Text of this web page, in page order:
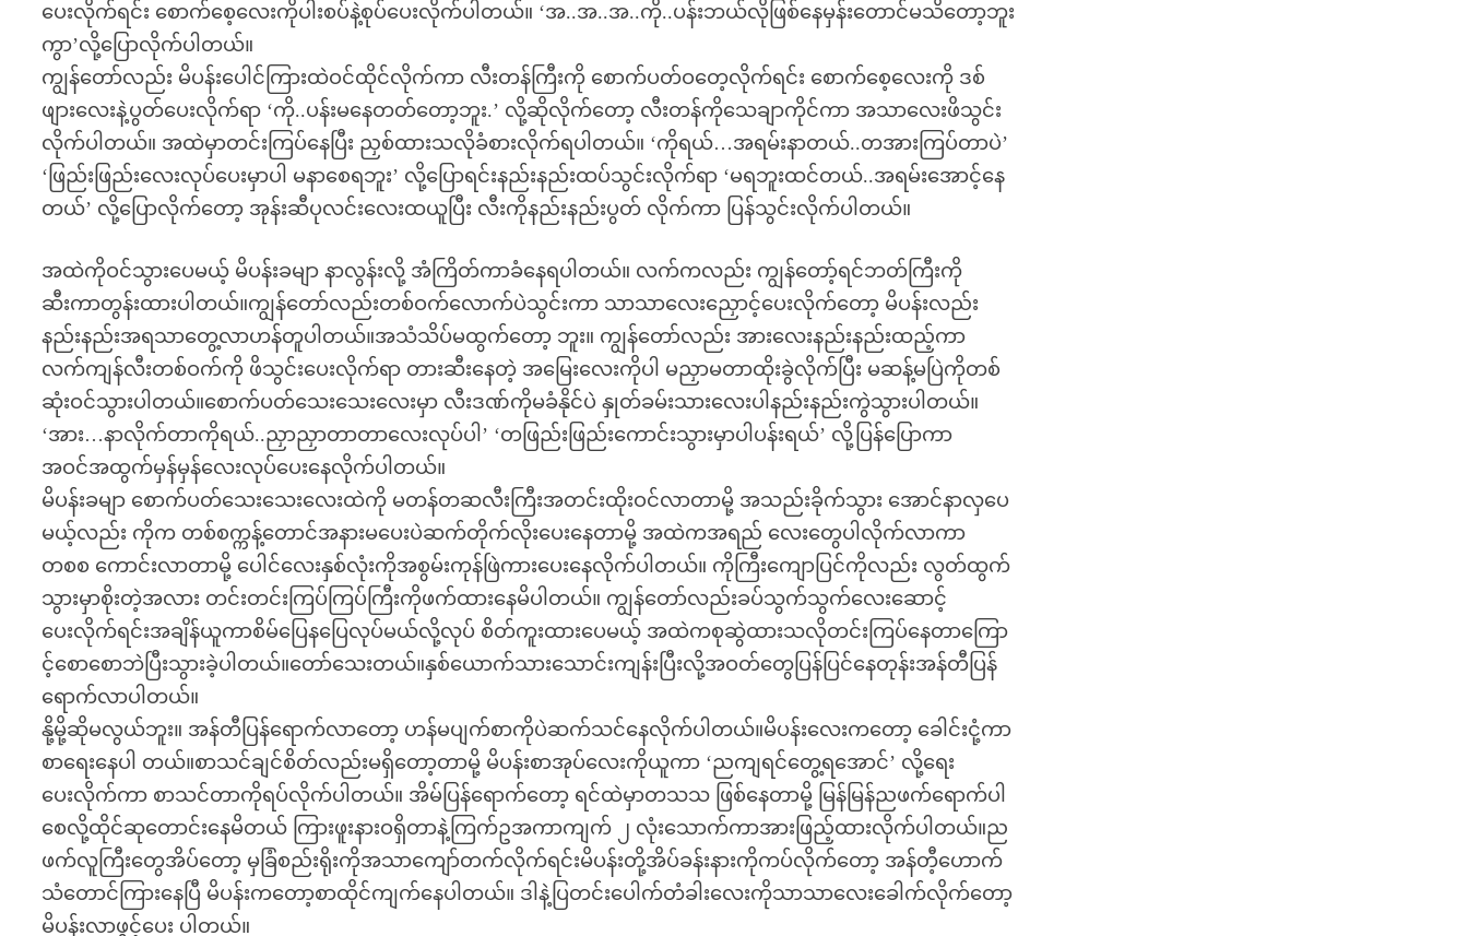
ပေးလိုက်ရင်း စောက်စေ့လေးကိုပါးစပ်နဲ့စုပ်ပေးလိုက်ပါတယ်။ ‘အ..အ..အ..ကို..ပန်းဘယ်လိုဖြစ်နေမှန်းတောင်မသိတော့ဘူး
ကွာ’လို့ပြောလိုက်ပါတယ်။
ကျွန်တော်လည်း မိပန်းပေါင်ကြားထဲဝင်ထိုင်လိုက်ကာ လီးတန်ကြီးကို စောက်ပတ်ဝတေ့လိုက်ရင်း စောက်စေ့လေးကို ဒစ်
ဖျားလေးနဲ့ပွတ်ပေးလိုက်ရာ ‘ကို..ပန်းမနေတတ်တော့ဘူး.’ လို့ဆိုလိုက်တော့ လီးတန်ကိုသေချာကိုင်ကာ အသာလေးဖိသွင်း
လိုက်ပါတယ်။ အထဲမှာတင်းကြပ်နေပြီး ညှစ်ထားသလိုခံစားလိုက်ရပါတယ်။ ‘ကိုရယ်…အရမ်းနာတယ်..တအားကြပ်တာပဲ’
‘ဖြည်းဖြည်းလေးလုပ်ပေးမှာပါ မနာစေရဘူး’ လို့ပြောရင်းနည်းနည်းထပ်သွင်းလိုက်ရာ ‘မရဘူးထင်တယ်..အရမ်းအောင့်နေ
တယ်’ လို့ပြောလိုက်တော့ အုန်းဆီပုလင်းလေးထယူပြီး လီးကိုနည်းနည်းပွတ် လိုက်ကာ ပြန်သွင်းလိုက်ပါတယ်။
အထဲကိုဝင်သွားပေမယ့် မိပန်းခမျာ နာလွန်းလို့ အံကြိတ်ကာခံနေရပါတယ်။ လက်ကလည်း ကျွန်တော့်ရင်ဘတ်ကြီးကို
ဆီးကာတွန်းထားပါတယ်။ကျွန်တော်လည်းတစ်ဝက်လောက်ပဲသွင်းကာ သာသာလေးညှောင့်ပေးလိုက်တော့ မိပန်းလည်း
နည်းနည်းအရသာတွေ့လာဟန်တူပါတယ်။အသံသိပ်မထွက်တော့ ဘူး။ ကျွန်တော်လည်း အားလေးနည်းနည်းထည့်ကာ
လက်ကျန်လီးတစ်ဝက်ကို ဖိသွင်းပေးလိုက်ရာ တားဆီးနေတဲ့ အမြေးလေးကိုပါ မညှာမတာထိုးခွဲလိုက်ပြီး မဆန့်မပြဲကိုတစ်
ဆုံးဝင်သွားပါတယ်။စောက်ပတ်သေးသေးလေးမှာ လီးဒဏ်ကိုမခံနိုင်ပဲ နှုတ်ခမ်းသားလေးပါနည်းနည်းကွဲသွားပါတယ်။
‘အား…နာလိုက်တာကိုရယ်..ညှာညှာတာတာလေးလုပ်ပါ’ ‘တဖြည်းဖြည်းကောင်းသွားမှာပါပန်းရယ်’ လို့ပြန်ပြောကာ
အဝင်အထွက်မှန်မှန်လေးလုပ်ပေးနေလိုက်ပါတယ်။
မိပန်းခမျာ စောက်ပတ်သေးသေးလေးထဲကို မတန်တဆလီးကြီးအတင်းထိုးဝင်လာတာမို့ အသည်းခိုက်သွား အောင်နာလှပေ
မယ့်လည်း ကိုက တစ်စက္ကန့်တောင်အနားမပေးပဲဆက်တိုက်လိုးပေးနေတာမို့ အထဲကအရည် လေးတွေပါလိုက်လာကာ
တစစ ကောင်းလာတာမို့ ပေါင်လေးနှစ်လုံးကိုအစွမ်းကုန်ဖြဲကားပေးနေလိုက်ပါတယ်။ ကိုကြီးကျောပြင်ကိုလည်း လွတ်ထွက်
သွားမှာစိုးတဲ့အလား တင်းတင်းကြပ်ကြပ်ကြီးကိုဖက်ထားနေမိပါတယ်။ ကျွန်တော်လည်းခပ်သွက်သွက်လေးဆောင့်
ပေးလိုက်ရင်းအချိန်ယူကာစိမ်ပြေနပြေလုပ်မယ်လို့လုပ် စိတ်ကူးထားပေမယ့် အထဲကစုဆွဲထားသလိုတင်းကြပ်နေတာကြော
င့်စောစောဘဲပြီးသွားခဲ့ပါတယ်။တော်သေးတယ်။နှစ်ယောက်သားသောင်းကျန်းပြီးလို့အဝတ်တွေပြန်ပြင်နေတုန်းအန်တီပြန်
ရောက်လာပါတယ်။
နို့မို့ဆိုမလွယ်ဘူး။ အန်တီပြန်ရောက်လာတော့ ဟန်မပျက်စာကိုပဲဆက်သင်နေလိုက်ပါတယ်။မိပန်းလေးကတော့ ခေါင်းငုံ့ကာ
စာရေးနေပါ တယ်။စာသင်ချင်စိတ်လည်းမရှိတော့တာမို့ မိပန်းစာအုပ်လေးကိုယူကာ ‘ညကျရင်တွေ့ရအောင်’ လို့ရေး
ပေးလိုက်ကာ စာသင်တာကိုရပ်လိုက်ပါတယ်။ အိမ်ပြန်ရောက်တော့ ရင်ထဲမှာတသသ ဖြစ်နေတာမို့ မြန်မြန်ညဖက်ရောက်ပါ
စေလို့ထိုင်ဆုတောင်းနေမိတယ် ကြားဖူးနားဝရှိတာနဲ့ကြက်ဥအကာကျက် ၂ လုံးသောက်ကာအားဖြည့်ထားလိုက်ပါတယ်။ည
ဖက်လူကြီးတွေအိပ်တော့ မှခြံစည်းရိုးကိုအသာကျော်တက်လိုက်ရင်းမိပန်းတို့အိပ်ခန်းနားကိုကပ်လိုက်တော့ အန်တီ့ဟောက်
သံတောင်ကြားနေပြီ မိပန်းကတော့စာထိုင်ကျက်နေပါတယ်။ ဒါနဲ့ပြတင်းပေါက်တံခါးလေးကိုသာသာလေးခေါက်လိုက်တော့
မိပန်းလာဖွင့်ပေး ပါတယ်။